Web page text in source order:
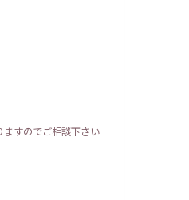
すのでご相談下さい